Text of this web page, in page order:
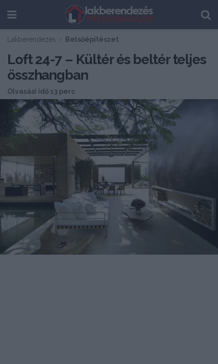
Lakberendezés Belsőépítészet
Loft 24-7 – Kültér és beltér teljes
összhangban
Olvasási idő 13 perc